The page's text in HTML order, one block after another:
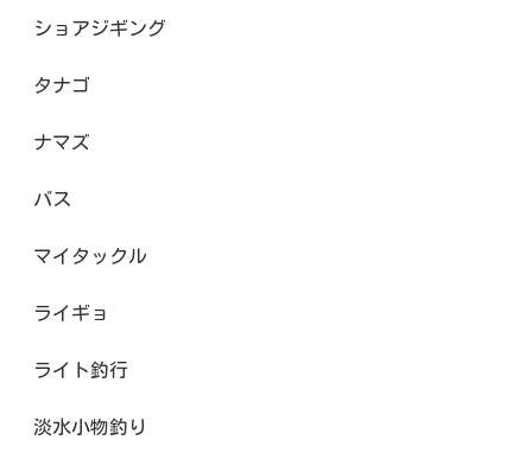
ショアジギング
タナゴ
ナマズ
バス
マイタックル
ライギョ
ライト釣行
淡水小物釣り